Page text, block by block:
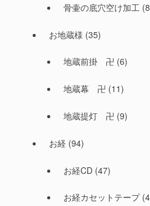
骨壷の底穴空け加工
お地蔵様 (35)
地蔵前掛 卍 (6)
地蔵幕 卍 (11)
地蔵提灯 卍 (9)
お経 (94)
お経CD(47)
お経カセットテープ